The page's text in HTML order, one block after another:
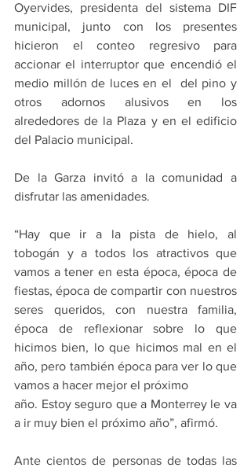
Oyervides, presidenta del sistema DIF
municipal, junto con los presentes
hicieron el conteo regresivo para
accionar el interruptor que encendió el
medio millón de luces en el  del pino y
otros adornos alusivos en los
alrededores de la Plaza y en el edificio
del Palacio municipal.
De la Garza invitó a la comunidad a
disfrutar las amenidades.
“Hay que ir a la pista de hielo, al
tobogán y a todos los atractivos que
vamos a tener en esta época, época de
fiestas, época de compartir con nuestros
seres queridos, con nuestra familia,
época de reflexionar sobre lo que
hicimos bien, lo que hicimos mal en el
año, pero también época para ver lo que
vamos a hacer mejor el próximo
año. Estoy seguro que a Monterrey le va
a ir muy bien el próximo año”, afirmó.
Ante cientos de personas de todas las